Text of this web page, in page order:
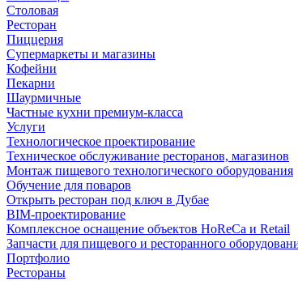
Столовая
Ресторан
Пиццерия
Супермаркеты и магазины
Кофейни
Пекарни
Шаурмичные
Частные кухни премиум-класса
Услуги
Технологическое проектирование
Техническое обслуживание ресторанов, магазинов
Монтаж пищевого технологического оборудования
Обучение для поваров
Открыть ресторан под ключ в Дубае
BIM-проектирование
Комплексное оснащение объектов HoReCa и Retail
Запчасти для пищевого и ресторанного
Портфолио
Рестораны